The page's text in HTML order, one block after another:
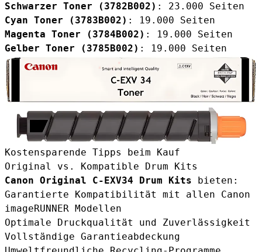
Schwarzer Toner ( 3782B002) : 23.000 Seiten
Cyan Toner ( 3783B002) : 19.000 Seiten
Magenta Toner ( 3784B002) : 19.000 Seiten
Gelber Toner ( 3785B002) : 19.000 Seiten
Kostensparende Tipps beim Kauf
Original vs. Kompatible Drum Kits
Canon Original C-EXV34 Drum Kits bieten:
Garantierte Kompatibilität mit allen Canon
imageRUNNER Modellen
Optimale Druckqualität und Zuverlässigkeit
Vollständige Garantieabdeckung